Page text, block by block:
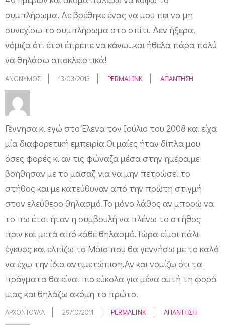
συμπλήρωμα. Δε βρέθηκε ένας να μου πει να μη
συνεχίσω το συμπλήρωμα στο σπίτι. Δεν ήξερα,
νόμιζα ότι έτσι έπρεπε να κάνω…και ήθελα πάρα πολύ
να θηλάσω αποκλειστικά!
ΑΝΏΝΥΜΟΣ 13/03/2013 PERMALINK ΑΠΆΝΤΗΣΗ
Γέννησα κι εγώ στο Έλενα τον Ιούλιο του 2008 και είχα
μία διαφορετική εμπειρία.Οι μαίες ήταν δίπλα μου
όσες φορές κι αν τις φώναζα μέσα στην ημέρα,με
βοήθησαν με το μασαζ για να μην πετρώσει το
στήθος και με κατεύθυναν από την πρώτη στιγμή
στον ελεύθερο θηλασμό.Το μόνο λάθος αν μπορώ να
το πω έτσι ήταν η συμβουλή να πλένω το στήθος
πριν και μετά από κάθε θηλασμό.Τώρα είμαι πάλι
έγκυος και ελπίζω το Μάιο που θα γεννήσω με το καλό
να έχω την ίδια αντιμετώπιση.Αν και νομίζω ότι τα
πράγματα θα είναι πιο εύκολα για μένα αυτή τη φορά
μιας και θηλάζω ακόμη το πρώτο.
AΡΧΟΝΤΟΎΛΑ 29/10/2011 PERMALINK ΑΠΆΝΤΗΣΗ